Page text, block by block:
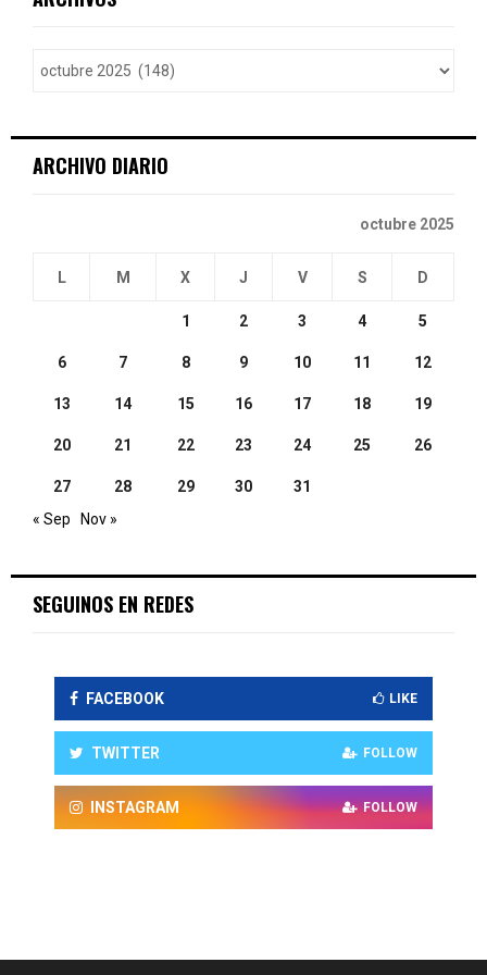
h
ARCHIVO DIARIO
octubre 2025
L M X J V S D
1 2 3 4 5
6 7 8 9 10 11 12
13 14 15 16 17 18 19
20 21 22 23 24 25 26
27 28 29 30
31
« Sep
Nov »
SEGUINOS EN REDES
FACEBOOK LIKE
TWITTER FOLLOW
INSTAGRAM FOLLOW